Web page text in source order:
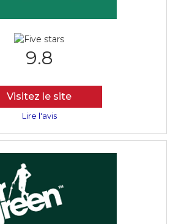
9.8
Visitez le site
Lire l'avis